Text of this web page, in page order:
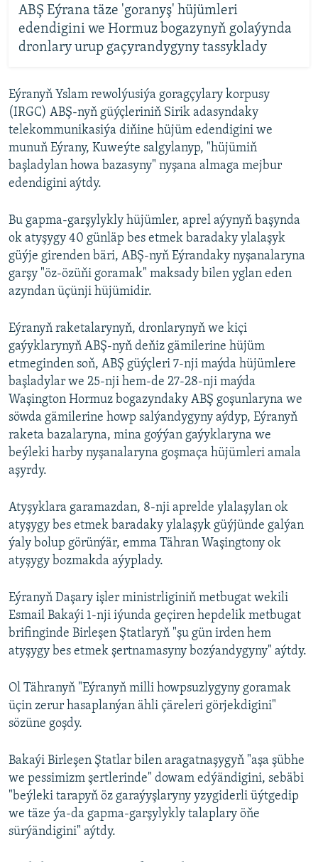
ABŞ Eýrana täze 'goranyş' hüjümleri
edendigini we Hormuz bogazynyň golaýynda
dronlary urup gaçyrandygyny tassyklady
Eýranyň Yslam rewolýusiýa goragçylary korpusy
(IRGC) ABŞ-nyň güýçleriniň Sirik adasyndaky
telekommunikasiýa diňine hüjüm edendigini we
munuň Eýrany, Kuweýte salgylanyp, "hüjümiň
başladylan howa bazasyny" nyşana almaga mejbur
edendigini aýtdy.
Bu gapma-garşylykly hüjümler, aprel aýynyň başynda
ok atyşygy 40 günläp bes etmek baradaky ylalaşyk
güýje girenden bäri, ABŞ-nyň Eýrandaky nyşanalaryna
garşy "öz-özüňi goramak" maksady bilen yglan eden
azyndan üçünji hüjümidir.
Eýranyň raketalarynyň, dronlarynyň we kiçi
gaýyklarynyň ABŞ-nyň deňiz gämilerine hüjüm
etmeginden soň, ABŞ güýçleri 7-nji maýda hüjümlere
başladylar we 25-nji hem-de 27-28-nji maýda
Waşington Hormuz bogazyndaky ABŞ goşunlaryna we
söwda gämilerine howp salýandygyny aýdyp, Eýranyň
raketa bazalaryna, mina goýýan gaýyklaryna we
beýleki harby nyşanalaryna goşmaça hüjümleri amala
aşyrdy.
Atyşyklara garamazdan, 8-nji aprelde ylalaşylan ok
atyşygy bes etmek baradaky ylalaşyk güýjünde galýan
ýaly bolup görünýär, emma Tähran Waşingtony ok
atyşygy bozmakda aýyplady.
Eýranyň Daşary işler ministrliginiň metbugat wekili
Esmail Bakaýi 1-nji iýunda geçiren hepdelik metbugat
brifinginde Birleşen Ştatlaryň "şu gün irden hem
atyşygy bes etmek şertnamasyny bozýandygyny" aýtdy.
Ol Tähranyň "Eýranyň milli howpsuzlygyny goramak
üçin zerur hasaplanýan ähli çäreleri görjekdigini"
sözüne goşdy.
Bakaýi Birleşen Ştatlar bilen aragatnaşygyň "aşa şübhe
we pessimizm şertlerinde" dowam edýändigini, sebäbi
"beýleki tarapyň öz garaýyşlaryny yzygiderli üýtgedip
we täze ýa-da gapma-garşylykly talaplary öňe
sürýändigini" aýtdy.